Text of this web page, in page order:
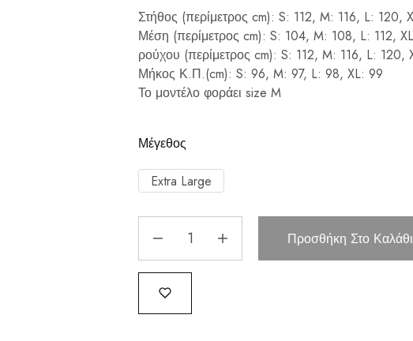
Στήθος (περίμετρος cm): S: 112, M: 116, L: 120,
Μέση (περίμετρος cm): S: 104, M: 108, L: 112,
ρούχου (περίμετρος cm): S: 112, M: 116, L: 120,
Μήκος Κ.Π.(cm): S: 96, M: 97, L: 98, XL: 99
Το μοντέλο φοράει size M
Μέγεθος
Extra Large
Προσθήκη Στο Καλάθι